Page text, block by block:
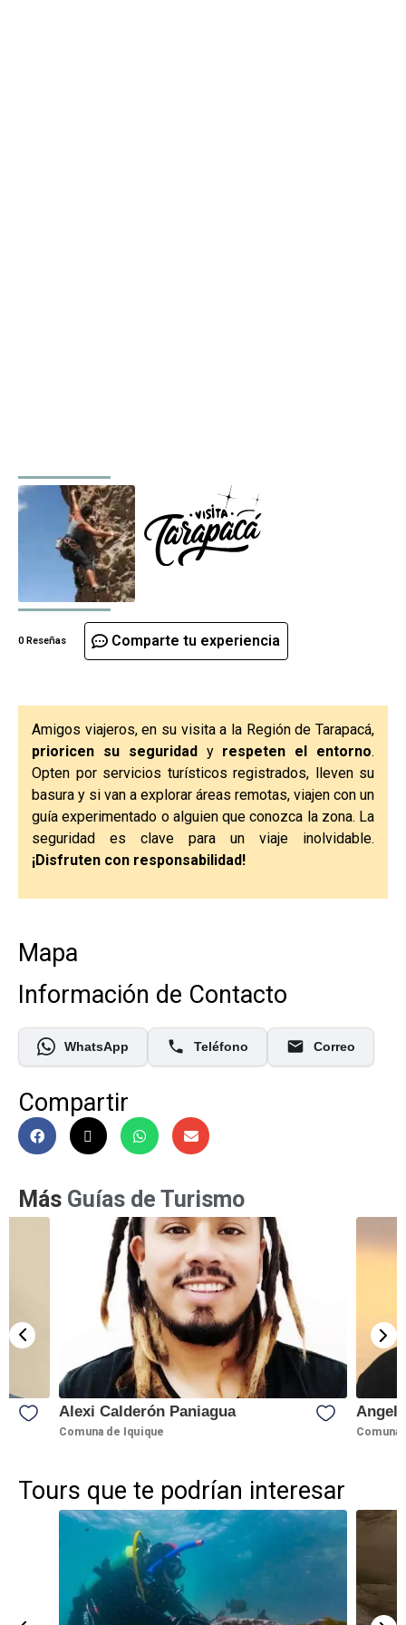
0 Reseñas Comparte tu experiencia
Amigos viajeros, en su visita a la Región de Tarapacá,
prioricen su seguridad y respeten el entorno.
Opten por servicios turísticos registrados, lleven su
basura y si van a explorar áreas remotas, viajen con un
guía experimentado o alguien que conozca la zona. La
seguridad es clave para un viaje inolvidable.
¡Disfruten con responsabilidad!
Mapa
Información de Contacto
WhatsApp Teléfono Correo
Compartir
Más Guías de Turismo
Alexi Calderón Paniagua
Comuna de Iquique
Angel
Comuna
Tours que te podrían interesar